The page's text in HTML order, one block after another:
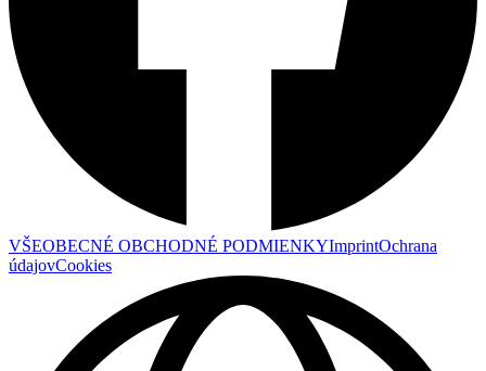
VŠEOBECNÉ OBCHODNÉ PODMIENKYImprintOchrana
údajovCookies